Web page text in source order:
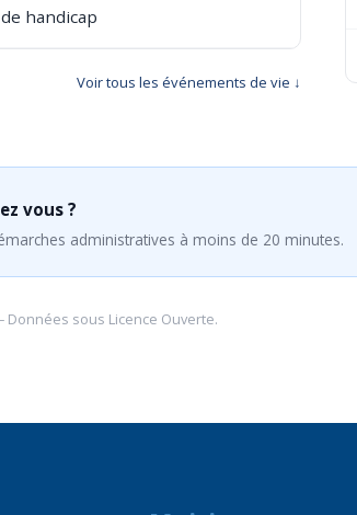
handicap
Voir tous les événements de vie ↓
vous ?
administratives à moins de 20 minutes.
Données sous Licence Ouverte.